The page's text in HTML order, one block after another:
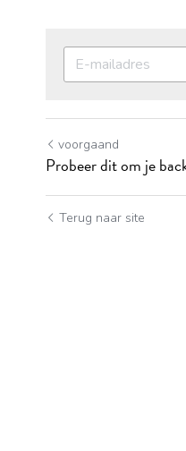
voorgaand
Probeer dit om je
Terug naar site